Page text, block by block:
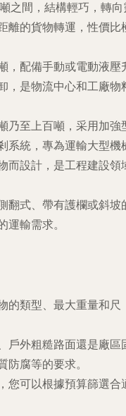
之間，結構輕巧，轉向
離的貨物轉運，性價比
，配備手動或電動液壓
，是物流中心和工廠物
乃至上百噸，采用加強
系統，專為運輸大型機
而設計，是工程建設領
翻式、帶有護欄或斜坡
運輸需求。
的類型、最大重量和尺
戶外粗糙路面還是廠區
防腐等的要求。
您可以根據預算篩選合